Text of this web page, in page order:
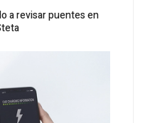
a revisar puentes en